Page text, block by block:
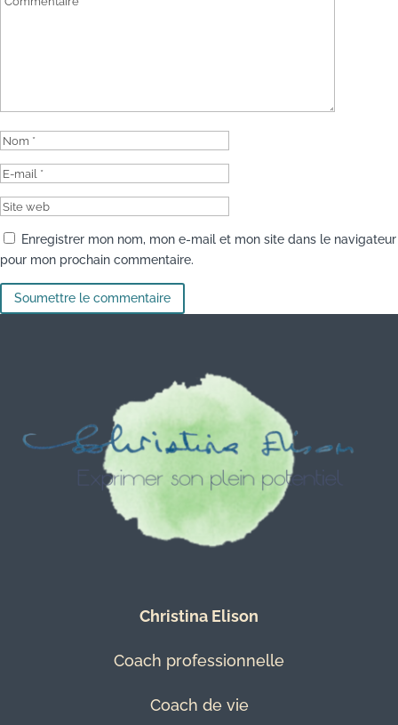
Enregistrer mon nom, mon e-mail et mon site dans le navigateur
pour mon prochain commentaire.
Soumettre le commentaire
Christina Elison
Coach professionnelle
Coach de vie